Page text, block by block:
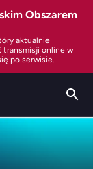
Obszarem
aktualnie
transmisji online w
po serwisie.